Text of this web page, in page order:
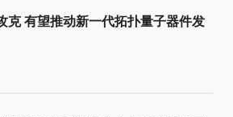
克 有望推动新一代拓扑量子器件发